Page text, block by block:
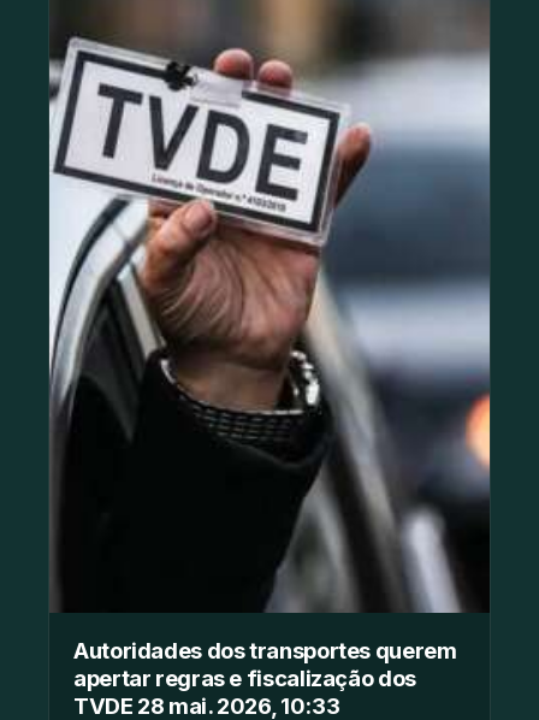
Autoridades dos transportes querem
apertar regras e fiscalização dos
TVDE 28 mai. 2026, 10:33